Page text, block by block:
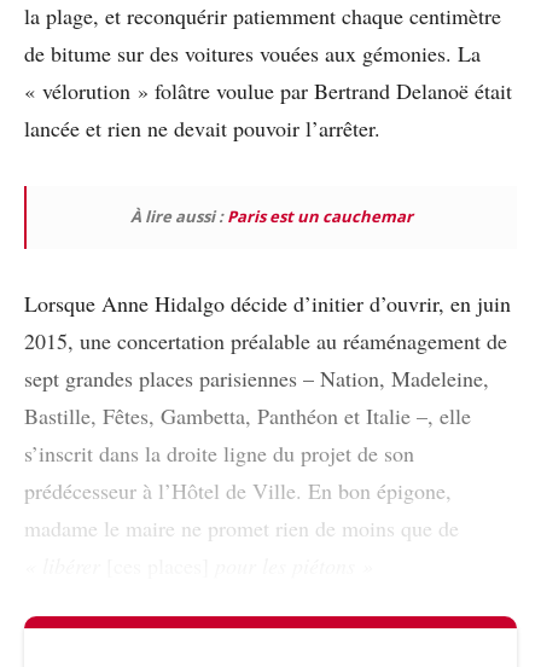
la plage, et reconquérir patiemment chaque centimètre
de bitume sur des voitures vouées aux gémonies. La
« vélorution » folâtre voulue par Bertrand Delanoë était
lancée et rien ne devait pouvoir l’arrêter.
À lire aussi :Paris est un cauchemar
Lorsque Anne Hidalgo décide d’initier d’ouvrir, en juin
2015, une concertation préalable au réaménagement de
sept grandes places parisiennes – Nation, Madeleine,
Bastille, Fêtes, Gambetta, Panthéon et Italie –, elle
s’inscrit dans la droite ligne du projet de son
prédécesseur à l’Hôtel de Ville. En bon épigone,
madame le maire ne promet rien de moins que de